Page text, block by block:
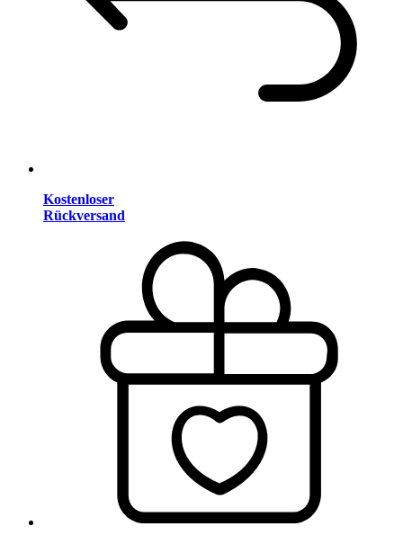
Kostenloser
Rückversand